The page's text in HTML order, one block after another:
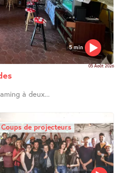
5 min
05 Août 2026
à deux...
Coups de projecteurs